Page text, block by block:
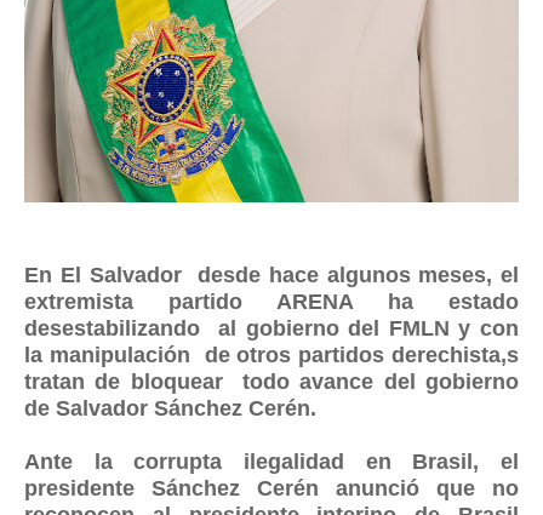
En El Salvador desde hace algunos meses, el
extremista partido ARENA ha estado
desestabilizando al gobierno del FMLN y con
la manipulación de otros partidos derechista,s
tratan de bloquear todo avance del gobierno
de Salvador Sánchez Cerén.
Ante la corrupta ilegalidad en Brasil, el
presidente Sánchez Cerén anunció que no